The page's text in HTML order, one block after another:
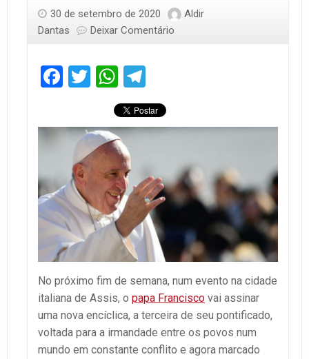
30 de setembro de 2020
Aldir
Dantas
Deixar Comentário
Facebook
TwitterWhatsApp
No próximo fim de semana, num evento na cidade
italiana de Assis, o papa Francisco vai assinar
uma nova encíclica, a terceira de seu pontificado,
voltada para a irmandade entre os povos num
mundo em constante conflito e agora marcado